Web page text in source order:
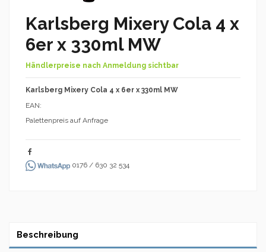
Karlsberg Mixery Cola 4 x
6er x 330ml MW
Händlerpreise nach Anmeldung sichtbar
Karlsberg Mixery Cola 4 x 6er x 330ml MW
EAN:
Palettenpreis auf Anfrage
0176 / 630 32 534
Beschreibung